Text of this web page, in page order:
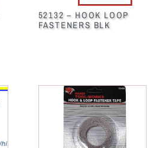
52132 – HOOK LOOP
FASTENERS BLK
58160